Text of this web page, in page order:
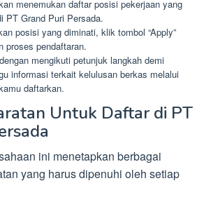
menemukan daftar posisi pekerjaan yang
PT Grand Puri Persada.
posisi yang diminati, klik tombol “Apply”
proses pendaftaran.
mengikuti petunjuk langkah demi
informasi terkait kelulusan berkas melalui
daftarkan.
Untuk Daftar di PT
ini menetapkan berbagai
yang harus dipenuhi oleh setiap